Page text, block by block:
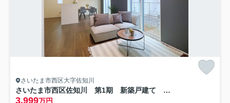
さいたま市西区大字佐知川
さいたま市西区佐知川 第1期 新築戸建て リナージュネクスジー 03
3,999万円